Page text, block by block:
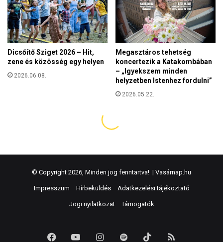
© Copyright 2026, Minden jog fenntartva! | Vasárnap.hu
Impresszum Hírbeküldés Adatkezelési tájékoztató
Jogi nyilatkozat Támogatók
FacebookYouTubeInstagram
Spotify TikTok